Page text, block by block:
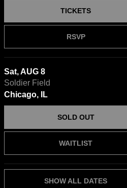
RSVP
TICKETS
Sat, AUG 8
Soldier Field
Chicago, IL
WAITLIST
SOLD OUT
SHOW ALL DATES